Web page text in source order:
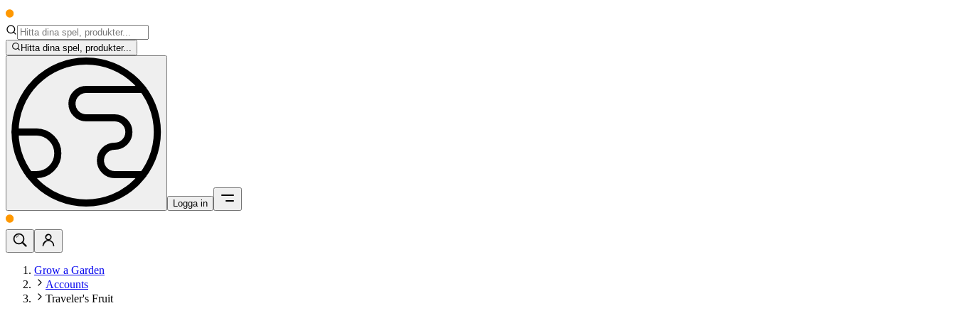
Hitta dina spel, produkter...
Logga in
Grow a Garden
Accounts
Traveler's Fruit